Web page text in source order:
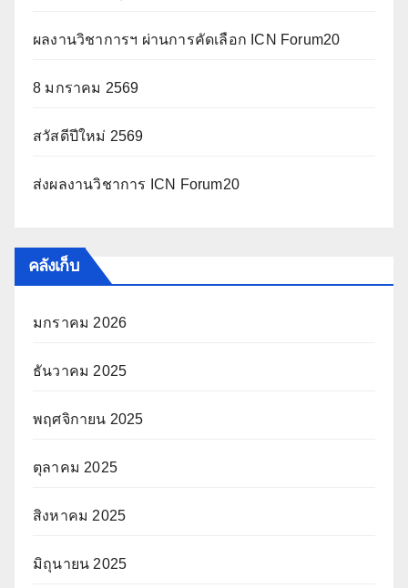
ผลงานวิชาการฯ ผ่านการคัดเลือก ICN Forum20
8 มกราคม 2569
สวัสดีปีใหม่ 2569
ส่งผลงานวิชาการ ICN Forum20
คลังเก็บ
มกราคม 2026
ธันวาคม 2025
พฤศจิกายน 2025
ตุลาคม 2025
สิงหาคม 2025
มิถุนายน 2025